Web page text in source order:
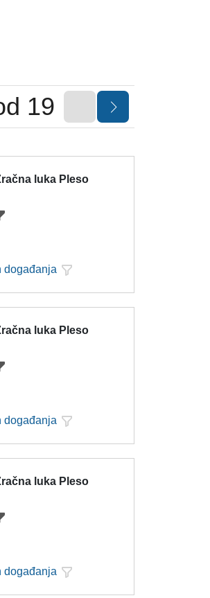
19
luka Pleso
događanja
luka Pleso
događanja
luka Pleso
događanja